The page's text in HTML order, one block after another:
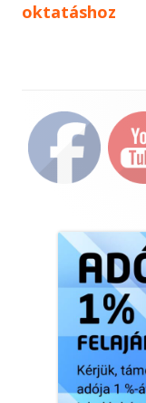
article:
oktatáshoz
Main
Sidebar